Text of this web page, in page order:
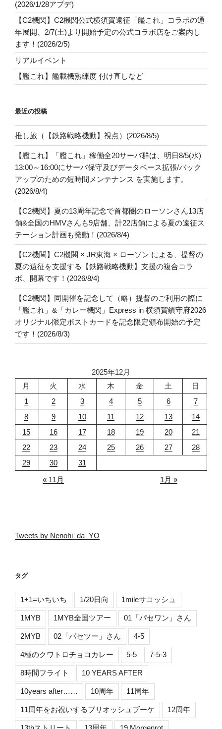
(2026/1/28アプデ)
【C2機関】C2機関公式横須賀遠征「艦これ」コラボの通
年展開、2/7(土)より開始予定の公式コラボ店をご案内し
ます！(2026/2/5)
リアルイベント
【艦これ】艦載機熟練度 付け直しなど
最近の投稿
推し旅（【鉄路戦略機動】視点）(2026/8/5)
【艦これ】「艦これ」稼働全20サーバ群は、明日8/5(水)
13:00～16:00にサーバ保守及びデータベース拡張/バック
アップのための短時間メンテナンス を実施します。
(2026/8/4)
【C2機関】夏の13周年記念で首都圏のローソンさん13店
舗&全国のHMVさんも9店舗、計22店舗による夏の遠征ス
テーション計画も発動！(2026/8/4)
【C2機関】C2機関 × JR東海 × ローソン による、提督の
夏の遠征を支援する【鉄路戦略機動】支援の複合コラ
ボ、開幕です！(2026/8/4)
【C2機関】同開催を記念して（略）提督のご利用の際に
「艦これ」&「カレー機関」Express in 横須賀鎮守府2026
オリジナル限定ポストカードを記念限定頒布開始の予定
です！(2026/8/3)
2025年12月
月
火 水 木 金 土
日
1
2 3 4 5 6
7
8
9 10 11 12 13
14
15
16 17 18 19 20
21
22
23 24 25 26 27
28
29
30
31
« 11月
1月 »
Tweets by Nenohi_da_YO
タグ
1+1=いちいち 1/20日向 1mileサコッシュ
1MYB 1MYB全国ツアー 01「パセワン」さん
2MYB 02「パセツー」さん 4-5
4種のクワトロチョコカレー 5-5 7-5-3
8時間フライト 10 YEARS AFTER
10years after…… 10周年 11周年
11周年をお祝いするブリオッシュブーケ 12周年